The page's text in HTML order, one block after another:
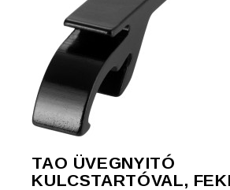
TAO ÜVEGNYITÓ
KULCSTARTÓVAL,